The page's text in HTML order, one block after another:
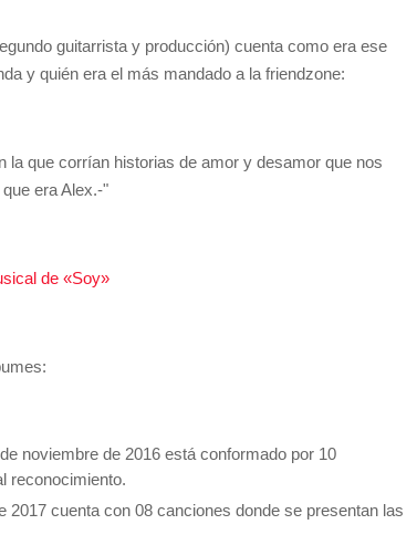
guitarrista y producción) cuenta como era ese
y quién era el más mandado a la friendzone:
que corrían historias de amor y desamor que nos
era Alex.-"
de «Soy»
noviembre de 2016 está conformado por 10
reconocimiento.
2017 cuenta con 08 canciones donde se presentan las